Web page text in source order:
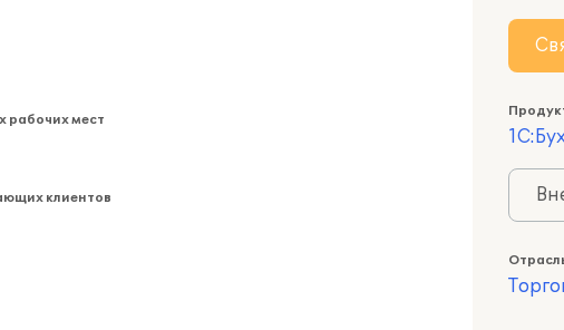
рабочих мест
клиентов